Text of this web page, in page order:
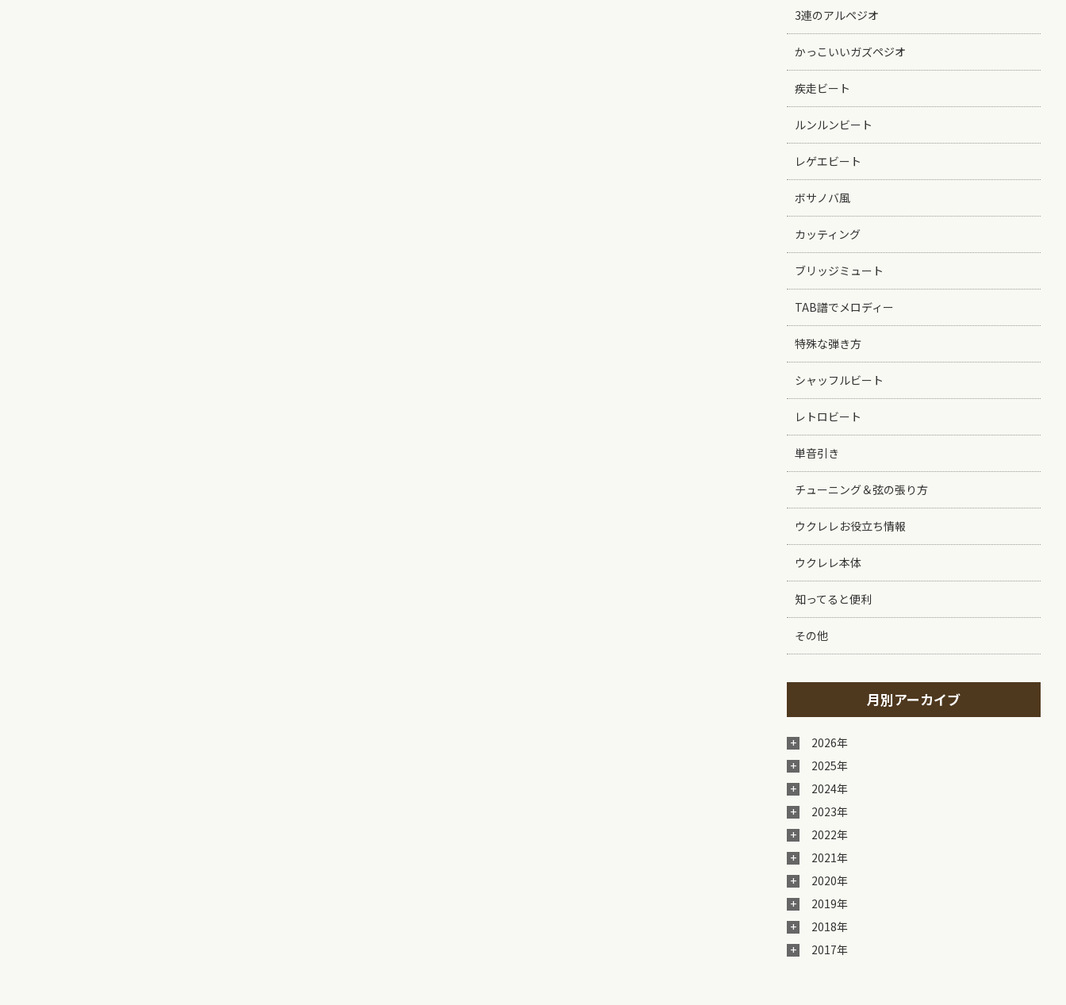
3連のアルペジオ
かっこいいガズペジオ
疾走ビート
ルンルンビート
レゲエビート
ボサノバ風
カッティング
ブリッジミュート
TAB譜でメロディー
特殊な弾き方
シャッフルビート
レトロビート
単音引き
チューニング＆弦の張り方
ウクレレお役立ち情報
ウクレレ本体
知ってると便利
その他
月別アーカイブ
2026年
2025年
2024年
2023年
2022年
2021年
2020年
2019年
2018年
2017年